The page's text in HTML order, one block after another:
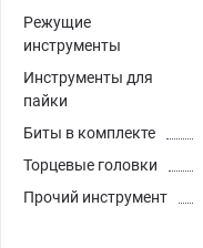
Режущие
инструменты
Инструменты для
пайки
Биты в комплекте
Торцевые головки
Прочий инструмент